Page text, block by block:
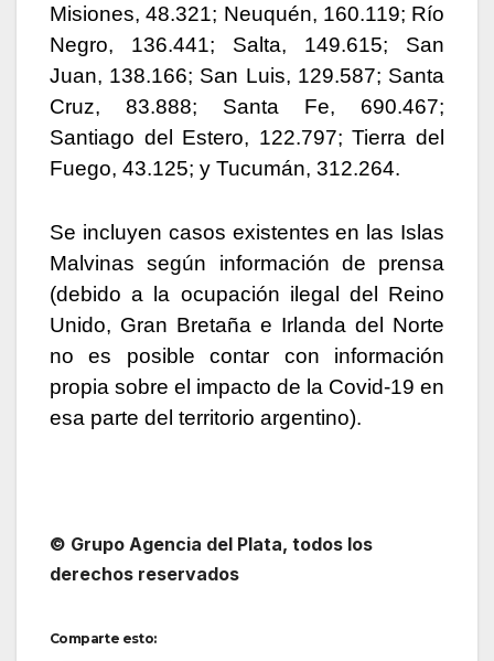
Misiones, 48.321; Neuquén, 160.119; Río
Negro, 136.441; Salta, 149.615; San
Juan, 138.166; San Luis, 129.587; Santa
Cruz, 83.888; Santa Fe, 690.467;
Santiago del Estero, 122.797; Tierra del
Fuego, 43.125; y Tucumán, 312.264.
Se incluyen casos existentes en las Islas
Malvinas según información de prensa
(debido a la ocupación ilegal del Reino
Unido, Gran Bretaña e Irlanda del Norte
no es posible contar con información
propia sobre el impacto de la Covid-19 en
esa parte del territorio argentino).
© Grupo Agencia del Plata, todos los
derechos reservados
Comparte esto: